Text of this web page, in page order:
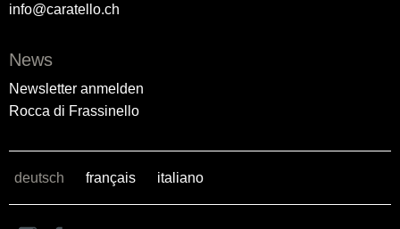
info@caratello.ch
News
Newsletter anmelden
Rocca di Frassinello
deutsch français italiano